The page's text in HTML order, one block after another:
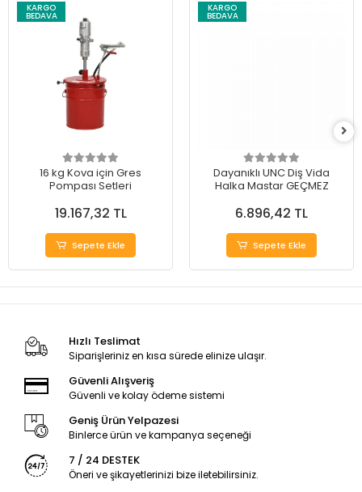
KARGO
BEDAVA
16 kg Kova için Gres
Pompası Setleri
19.167,32 TL
Sepete Ekle
KARGO
BEDAVA
Dayanıklı UNC Diş Vida
Halka Mastar GEÇMEZ
6.896,42 TL
Sepete Ekle
Hızlı Teslimat
Siparişleriniz en kısa sürede elinize ulaşır.
Güvenli Alışveriş
Güvenli ve kolay ödeme sistemi
Geniş Ürün Yelpazesi
Binlerce ürün ve kampanya seçeneği
7 / 24 DESTEK
Öneri ve şikayetlerinizi bize iletebilirsiniz.